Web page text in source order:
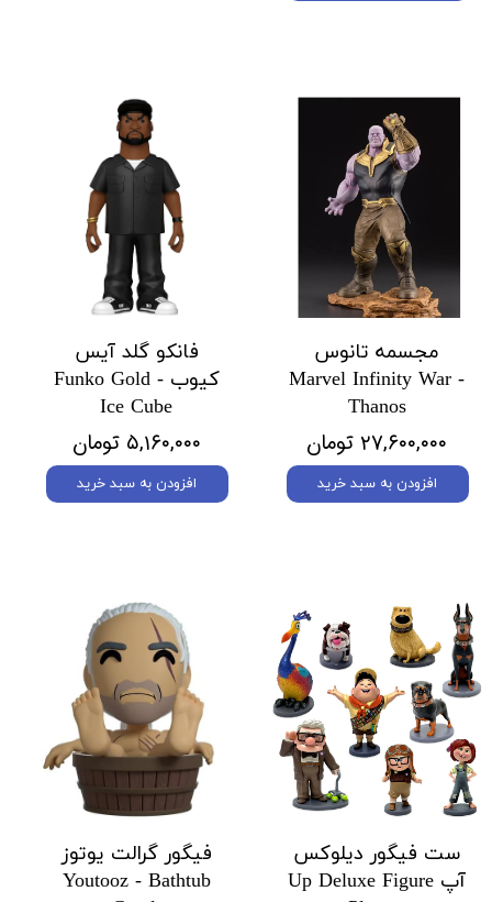
مجسمه تانوس
Marvel Infinity War -
Thanos
۲۷,۶۰۰,۰۰۰ تومان
افزودن به سبد خرید
فانکو گلد آیس
کیوب Funko Gold -
Ice Cube
۵,۱۶۰,۰۰۰ تومان
افزودن به سبد خرید
ست فیگور دیلوکس
آپ Up Deluxe Figure
فیگور گرالت یوتوز
Youtooz - Bathtub